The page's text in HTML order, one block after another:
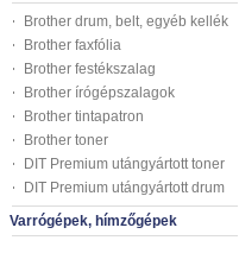
Brother drum, belt, egyéb kellék
Brother faxfólia
Brother festékszalag
Brother írógépszalagok
Brother tintapatron
Brother toner
DIT Premium utángyártott toner
DIT Premium utángyártott drum
Varrógépek, hímzőgépek